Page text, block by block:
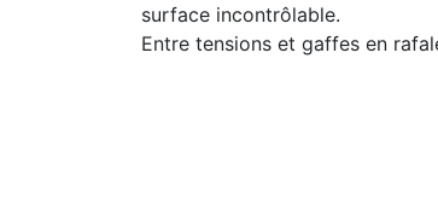
surface incontrôlable.
Entre tensions et gaffes en